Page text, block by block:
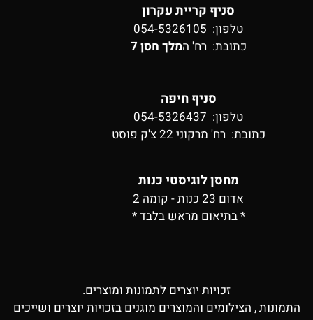
סניף קריית עקרון
טלפון: 054-5326105
כתובת: רח' המלך חסן 7
סניף חיפה
טלפון: 054-5326437
כתובת: רח' מרקוני 22 צ'ק פוסט
מחסן לוגיסטי כנות
אדום 23 כנות - קומה 2
* בתיאום מראש בלבד *
זכויות יוצרים לתמונות ומוצרים.
התמונות , הצילומים והמוצרים מוגנים בזכויות יוצרים ושייכים